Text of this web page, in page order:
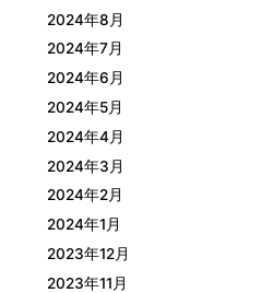
2024年8月
2024年7月
2024年6月
2024年5月
2024年4月
2024年3月
2024年2月
2024年1月
2023年12月
2023年11月